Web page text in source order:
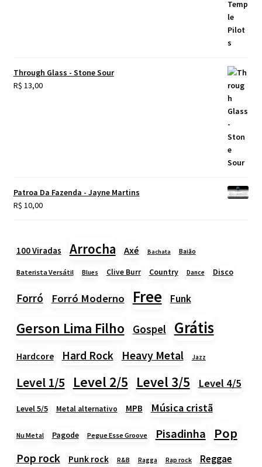
Through Glass - Stone Sour
R$ 13,00
Patroa Da Fazenda - Jayne Martins
R$ 10,00
100 Viradas Arrocha Axé Bachata Baião
Baterista Versátil Blues Clive Burr Country Dance Disco
Forró Forró Moderno Free Funk
Gerson Lima Filho Gospel Grátis
Hardcore Hard Rock Heavy Metal Jazz
Level 1/5 Level 2/5 Level 3/5 Level 4/5
Level 5/5 Metal alternativo MPB Música cristã
Nu Metal Pagode Pegue Esse Groove Pisadinha Pop
Pop rock Punk rock R&B Ragga Rap rock Reggae